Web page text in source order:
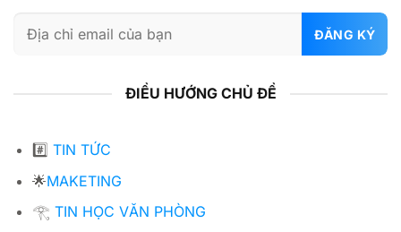
ĐIỀU HƯỚNG CHỦ ĐỀ
#️⃣ TIN TỨC
🌟MAKETING
𓂀 TIN HỌC VĂN PHÒNG